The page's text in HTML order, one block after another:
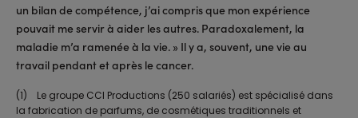
un bilan de compétence, j’ai compris que mon expérience
pouvait me servir à aider les autres. Paradoxalement, la
maladie m’a ramenée à la vie. » Il y a, souvent, une vie au
travail pendant et après le cancer.
(1) Le groupe CCI Productions (250 salariés) est spécialisé dans
la fabrication de parfums, de cosmétiques traditionnels et